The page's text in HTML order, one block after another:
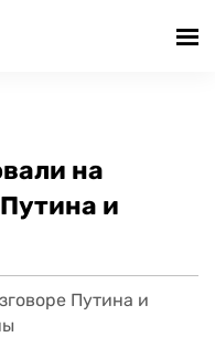
на
и
Путина и